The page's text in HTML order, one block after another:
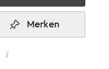
Merken
i